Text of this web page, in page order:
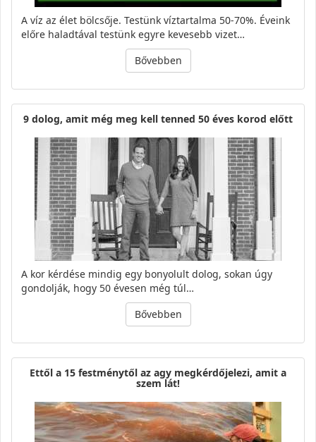
A víz az élet bölcsője. Testünk víztartalma 50-70%. Éveink
előre haladtával testünk egyre kevesebb vizet…
Bővebben
9 dolog, amit még meg kell tenned 50 éves korod előtt
A kor kérdése mindig egy bonyolult dolog, sokan úgy
gondolják, hogy 50 évesen még túl…
Bővebben
Ettől a 15 festménytől az agy megkérdőjelezi, amit a
szem lát!